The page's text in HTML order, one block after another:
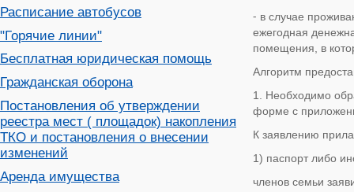
Расписание автобусов
"Горячие линии"
Бесплатная юридическая помощь
Гражданская оборона
Постановления об утверждении
реестра мест ( площадок) накопления
ТКО и постановления о внесении
изменений
Аренда имущества
⁃ в случае
ежегодная
помещения, в
Алгоритм
1. Необходимо
форме с
К заявлению
1) паспорт либо
членов семьи